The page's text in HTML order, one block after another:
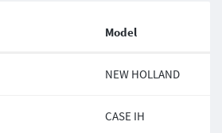
Model
NEW HOLLAND
CASE IH